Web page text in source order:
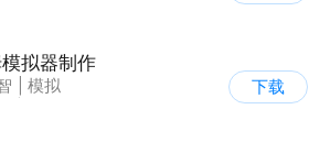
拟器制作
模拟
下载